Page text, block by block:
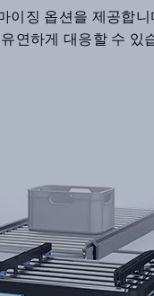
이징 옵션을 제공합
연하게 대응할 수 있